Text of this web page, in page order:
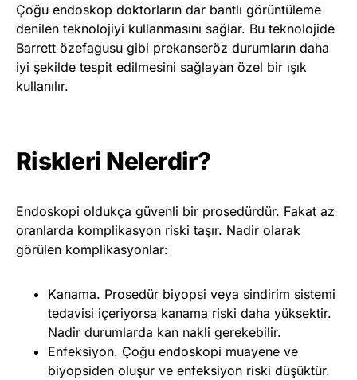
Çoğu endoskop doktorların dar bantlı görüntüleme
denilen teknolojiyi kullanmasını sağlar. Bu teknolojide
Barrett özefagusu gibi prekanseröz durumların daha
iyi şekilde tespit edilmesini sağlayan özel bir ışık
kullanılır.
Riskleri Nelerdir?
Endoskopi oldukça güvenli bir prosedürdür. Fakat az
oranlarda komplikasyon riski taşır. Nadir olarak
görülen komplikasyonlar:
Kanama. Prosedür biyopsi veya sindirim sistemi
tedavisi içeriyorsa kanama riski daha yüksektir.
Nadir durumlarda kan nakli gerekebilir.
Enfeksiyon. Çoğu endoskopi muayene ve
biyopsiden oluşur ve enfeksiyon riski düşüktür.